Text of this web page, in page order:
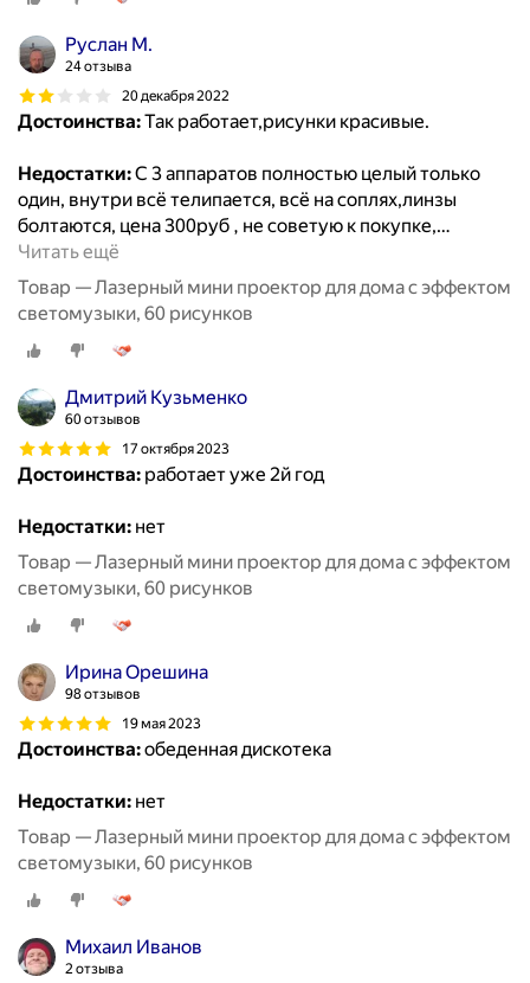
Руслан М.
24 отзыва
20 декабря 2022
Достоинства:Так работает,рисунки красивые.
Недостатки:С 3 аппаратов полностью целый только
один, внутри всё телипается, всё на соплях,линзы
болтаются, цена 300руб , не советую к покупке,…
Читать ещё
Товар — Лазерный мини проектор для дома с эффектом
светомузыки, 60 рисунков
Дмитрий Кузьменко
60 отзывов
17 октября 2023
Достоинства: работает уже 2й год
Недостатки: нет
Товар — Лазерный мини проектор для дома с эффектом
светомузыки, 60 рисунков
Ирина Орешина
98 отзывов
19 мая 2023
Достоинства:обеденная дискотека
Недостатки: нет
Товар — Лазерный мини проектор для дома с эффектом
светомузыки, 60 рисунков
Михаил Иванов
2 отзыва